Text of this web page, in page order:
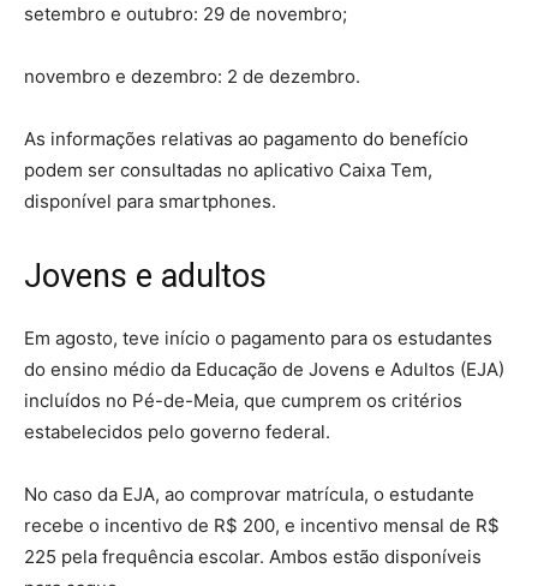
setembro e outubro: 29 de novembro;
novembro e dezembro: 2 de dezembro.
As informações relativas ao pagamento do benefício
podem ser consultadas no aplicativo Caixa Tem,
disponível para smartphones.
Jovens e adultos
Em agosto, teve início o pagamento para os estudantes
do ensino médio da Educação de Jovens e Adultos (EJA)
incluídos no Pé-de-Meia, que cumprem os critérios
estabelecidos pelo governo federal.
No caso da EJA, ao comprovar matrícula, o estudante
recebe o incentivo de R$ 200, e incentivo mensal de R$
225 pela frequência escolar. Ambos estão disponíveis